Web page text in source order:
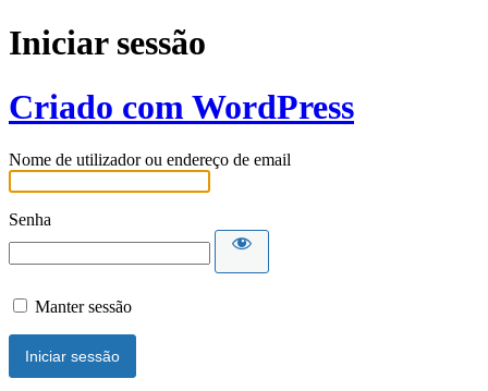
Iniciar sessão
Criado com WordPress
Nome de utilizador ou endereço de email
Senha
Manter sessão